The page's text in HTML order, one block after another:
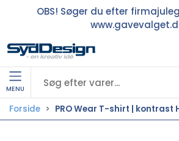
OBS! Søger du efter
MENU
Forside PRO Wear T-shirt | kontrast